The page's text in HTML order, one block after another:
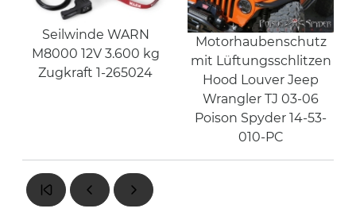
Seilwinde WARN
M8000 12V 3.600 kg
Zugkraft 1-265024
Motorhaubenschutz
mit Lüftungsschlitzen
Hood Louver Jeep
Wrangler TJ 03-06
Poison Spyder 14-53-
010-PC